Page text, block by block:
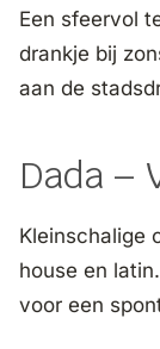
Een sfeervol
drankje bij
aan de
Dada –
Kleinschalige
house en
voor een